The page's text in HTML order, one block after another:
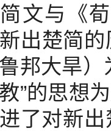
文与《
新出楚简
鲁邦大旱
”的思想
了对新